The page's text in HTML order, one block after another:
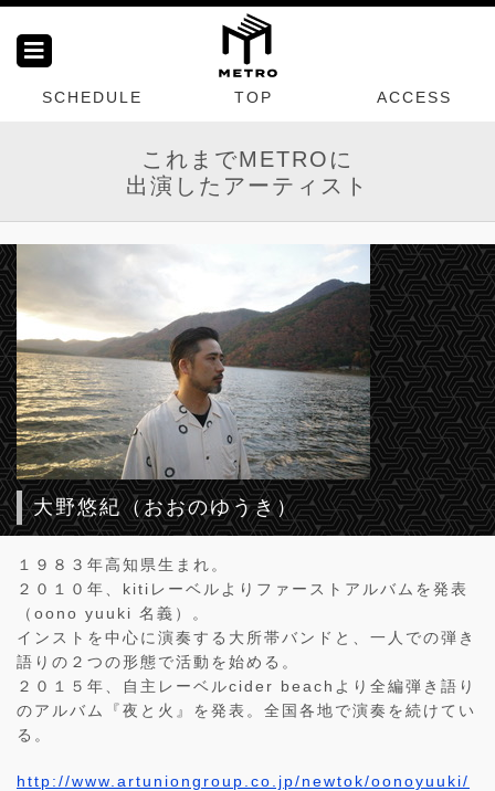
SCHEDULE TOP ACCESS
これまでMETROに
出演したアーティスト
大野悠紀（おおのゆうき）
１９８３年高知県生まれ。
２０１０年、kitiレーベルよりファーストアルバムを発表
（oono yuuki 名義）。
インストを中心に演奏する大所帯バンドと、一人での弾き
語りの２つの形態で活動を始める。
２０１５年、自主レーベルcider beachより全編弾き語り
のアルバム『夜と火』を発表。全国各地で演奏を続けてい
る。
http://www.artuniongroup.co.jp/newtok/oonoyuuki/